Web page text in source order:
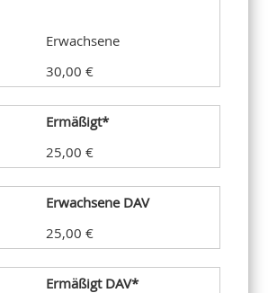
Erwachsene
30,00 €
Ermäßigt*
25,00 €
Erwachsene DAV
25,00 €
Ermäßigt DAV*